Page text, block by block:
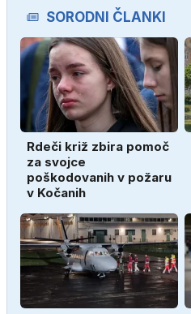
SORODNI ČLANKI
Rdeči križ zbira pomoč
za svojce
poškodovanih v požaru
v Kočanih